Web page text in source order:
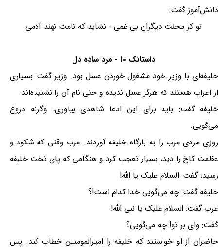
دانش‌آموز گفت:
تو کز محنت دیگران بی غمی - نشاید که نامت نهند آدمی
داستانک ۱۰ - مرد ساده دل
خلیفه‌ای با وزیر خود مشغول خوردن عسل بود. وزیر گفت: بسیاری
از اعراب هستند که هرگز عسل ندیده و حتی نام آن را نشنیده‌اند.
خلیفه گفت: باید برای این ادعا شاهدی بیاوری، وگرنه دروغ
می‌گویی.
روزی مردی عرب را به بارگاه خلیفه آوردند. عرب وقتی که شکوه و
عظمت کاخ را دید، بسیار تعجب کرد و هنگامی که پای تخت خلیفه
رسید، گفت: السلام علیک یا الله!
خلیفه گفت: چه می‌گویی خدا کدام است!؟
عرب گفت: السلام علیک یا نبی الله!
گفت: وای بر تو! چه می‌گویی؟
حاضران از او خواستند که خلیفه را امیرالمومنین خطاب کند. پس